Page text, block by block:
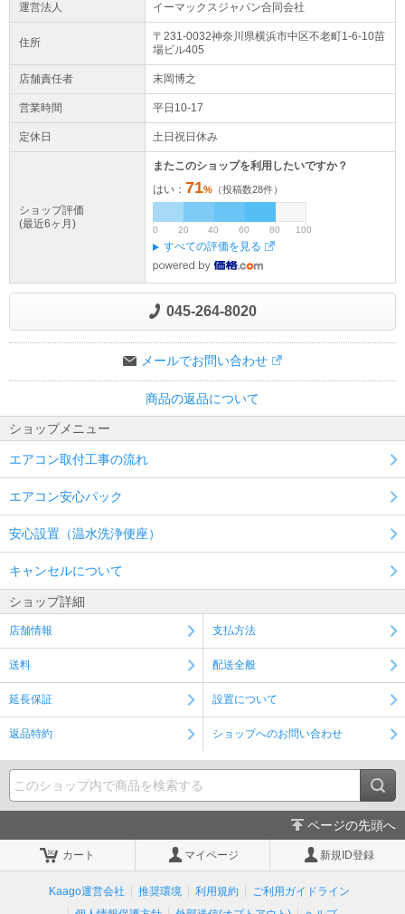
運営法人 イーマックスジャパン合同会社
住所 〒231-0032神奈川県横浜市中区不老町1-6-10苗
場ビル405
店舗責任者 末岡博之
営業時間 平日10-17
定休日 土日祝日休み
ショップ評価
(最近6ヶ月)
またこのショップを利用したいですか？
はい： 71% （投稿数28件）
0 20 40 60 80 100
すべての評価を見る
045-264-8020
メールでお問い合わせ
商品の返品について
ショップメニュー
エアコン取付工事の流れ
エアコン安心パック
安心設置（温水洗浄便座）
キャンセルについて
ショップ詳細
店舗情報 支払方法
送料 配送全般
延長保証 設置について
返品特約 ショップへのお問い合わせ
ページの先頭へ
カート マイページ 新規ID登録
Kaago運営会社 推奨環境 利用規約
ご利用ガイドライン